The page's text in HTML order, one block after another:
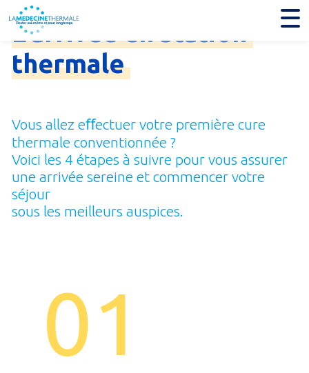
L'arrivée
thermale
Vous allez eﬀectuer votre première cure
thermale conventionnée ?
Voici les 4 étapes à suivre pour vous assurer
une arrivée sereine et commencer votre
séjour
sous les meilleurs auspices.
01